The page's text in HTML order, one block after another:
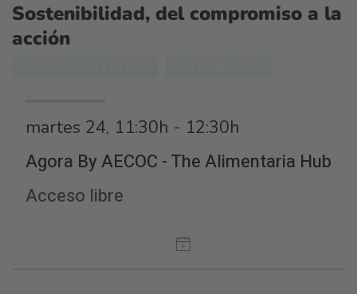
Sostenibilidad, del compromiso a la
acción
martes 24, 11:30h - 12:30h
Agora By AECOC - The Alimentaria Hub
Acceso libre